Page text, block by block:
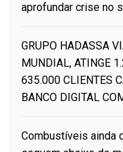
aprofundar crise no
GRUPO HADASSA
MUNDIAL, ATINGE
635.000 CLIENTES
BANCO DIGITAL
Combustíveis ainda